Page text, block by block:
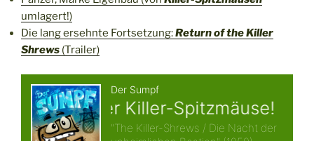
umlagert!)
Die lang ersehnte Fortsetzung:Return of the Killer
Shrews (Trailer)